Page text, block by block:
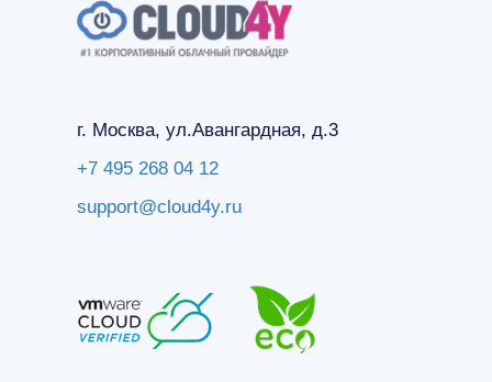
г. Москва, ул.Авангардная, д.3
+7 495 268 04 12
support@cloud4y.ru